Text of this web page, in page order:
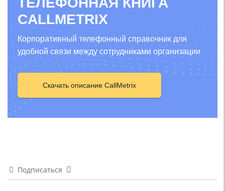
CALLMETRIX
Корпоративный телефонный справочник для
удобной связи между сотрудниками организации
Скачать описание CallMetrix
Подписаться